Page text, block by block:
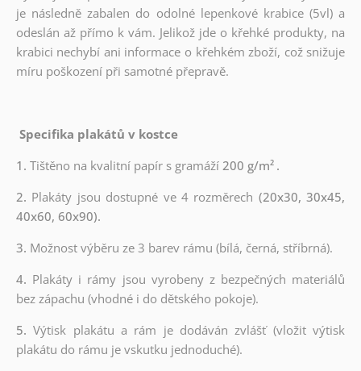
je následně zabalen do odolné lepenkové krabice (5vl) a
odeslán až přímo k vám. Jelikož jde o křehké produkty, na
krabici nechybí ani informace o křehkém zboží, což snižuje
míru poškození při samotné přepravě.
Specifika plakátů v kostce
1. Tištěno na kvalitní papír s gramáží200 g/m² .
2. Plakáty jsou dostupné ve 4 rozměrech (20x30, 30x45,
40x60, 60x90).
3. Možnost výběru ze 3 barev rámu (bílá, černá, stříbrná).
4. Plakáty i rámy jsou vyrobeny z bezpečných materiálů
bez zápachu (vhodné i do dětského pokoje).
5.Výtisk plakátu a rám je dodáván zvlášť (vložit výtisk
plakátu do rámu je vskutku jednoduché).